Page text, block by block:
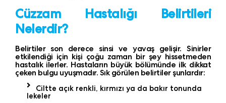
Cüzzam Hastalığı Belirtileri
Nelerdir?
Belirtiler son derece sinsi ve yavaş gelişir. Sinirler
etkilendiği için kişi çoğu zaman bir şey hissetmeden
hastalık ilerler. Hastaların büyük bölümünde ilk dikkat
çeken bulgu uyuşmadır. Sık görülen belirtiler şunlardır:
Ciltte açık renkli, kırmızı ya da bakır tonunda
lekeler